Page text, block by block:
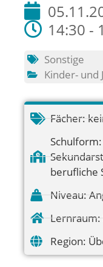
14:30 -
Sonstige
Kinder- und
Fächer:
Schulform:
berufliche
Niveau:
Lernraum:
Region: